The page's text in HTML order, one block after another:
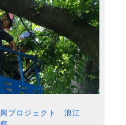
プロジェクト 浪江